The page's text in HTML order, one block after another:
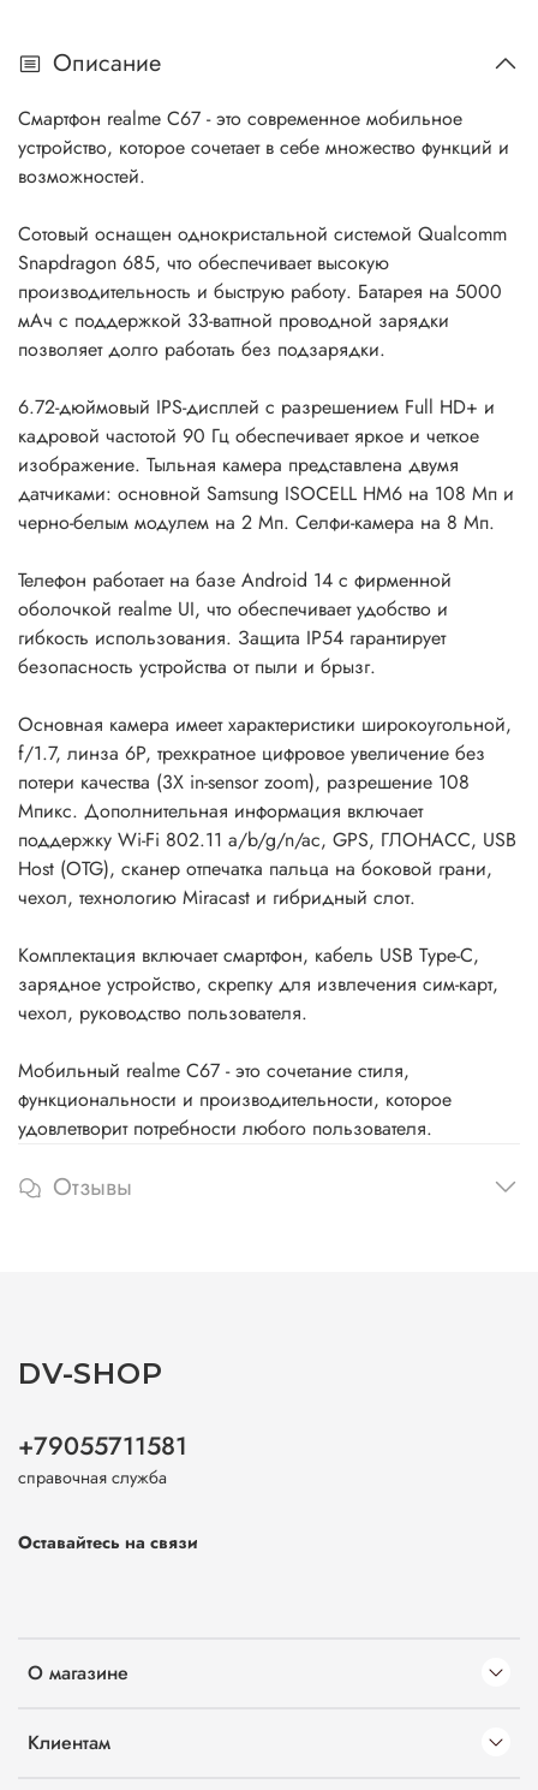
Описание
Смартфон realme C67 - это современное мобильное
устройство, которое сочетает в себе множество функций и
возможностей.
Сотовый оснащен однокристальной системой Qualcomm
Snapdragon 685, что обеспечивает высокую
производительность и быструю работу. Батарея на 5000
мАч с поддержкой 33-ваттной проводной зарядки
позволяет долго работать без подзарядки.
6.72-дюймовый IPS-дисплей с разрешением Full HD+ и
кадровой частотой 90 Гц обеспечивает яркое и четкое
изображение. Тыльная камера представлена двумя
датчиками: основной Samsung ISOCELL HM6 на 108 Мп и
черно-белым модулем на 2 Мп. Селфи-камера на 8 Мп.
Телефон работает на базе Android 14 с фирменной
оболочкой realme UI, что обеспечивает удобство и
гибкость использования. Защита IP54 гарантирует
безопасность устройства от пыли и брызг.
Основная камера имеет характеристики широкоугольной,
f/1.7, линза 6P, трехкратное цифровое увеличение без
потери качества (3X in-sensor zoom), разрешение 108
Мпикс. Дополнительная информация включает
поддержку Wi-Fi 802.11 a/b/g/n/ac, GPS, ГЛОНАСС, USB
Host (OTG), сканер отпечатка пальца на боковой грани,
чехол, технологию Miracast и гибридный слот.
Комплектация включает смартфон, кабель USB Type-C,
зарядное устройство, скрепку для извлечения сим-карт,
чехол, руководство пользователя.
Мобильный realme C67 - это сочетание стиля,
функциональности и производительности, которое
удовлетворит потребности любого пользователя.
Отзывы
О магазине
Клиентам
DV-SHOP
+79055711581
справочная служба
Оставайтесь на связи